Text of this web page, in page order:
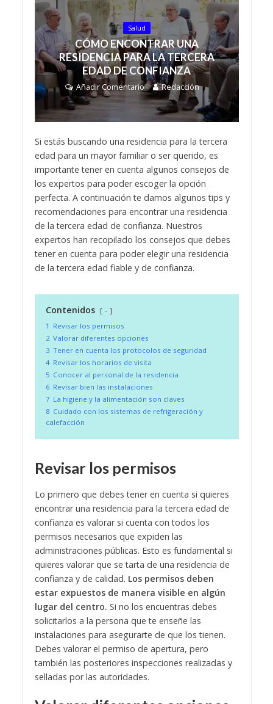
Salud
CÓMO ENCONTRAR UNA
RESIDENCIA PARA LA TERCERA
EDAD DE CONFIANZA
Añadir Comentario Redacción
Si estás buscando una residencia para la tercera
edad para un mayor familiar o ser querido, es
importante tener en cuenta algunos consejos de
los expertos para poder escoger la opción
perfecta. A continuación te damos algunos tips y
recomendaciones para encontrar una residencia
de la tercera edad de confianza. Nuestros
expertos han recopilado los consejos que debes
tener en cuenta para poder elegir una residencia
de la tercera edad fiable y de confianza.
Contenidos
-
1 Revisar los permisos
2 Valorar diferentes opciones
3 Tener en cuenta los protocolos de seguridad
4 Revisar los horarios de visita
5 Conocer al personal de la residencia
6 Revisar bien las instalaciones
7 La higiene y la alimentación son claves
8 Cuidado con los sistemas de refrigeración y
calefacción
Revisar los permisos
Lo primero que debes tener en cuenta si quieres
encontrar una residencia para la tercera edad de
confianza es valorar si cuenta con todos los
permisos necesarios que expiden las
administraciones públicas. Esto es fundamental si
quieres valorar que se tarta de una residencia de
confianza y de calidad. Los permisos deben
estar expuestos de manera visible en algún
lugar del centro. Si no los encuentras debes
solicitarlos a la persona que te enseñe las
instalaciones para asegurarte de que los tienen.
Debes valorar el permiso de apertura, pero
también las posteriores inspecciones realizadas y
selladas por las autoridades.